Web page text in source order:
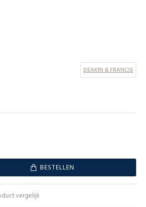
DEAKIN & FRANCIS
BESTELLEN
vergelijk